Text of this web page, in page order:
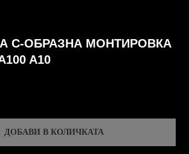
C-ОБРАЗНА МОНТИРОВКА
A10
ДОБАВИ В КОЛИЧКАТА